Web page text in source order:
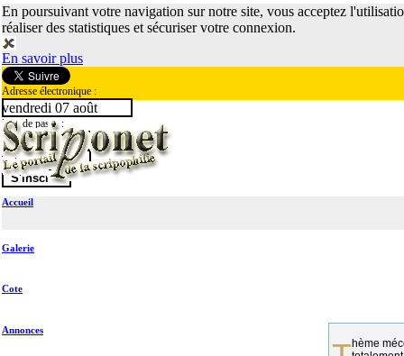
En poursuivant votre navigation sur notre site, vous acceptez
réaliser des statistiques et sécuriser votre connexion.
En savoir plus
Adresse électronique :
Mot de passe :
vendredi 07 août
Accueil
Galerie
Cote
Annonces